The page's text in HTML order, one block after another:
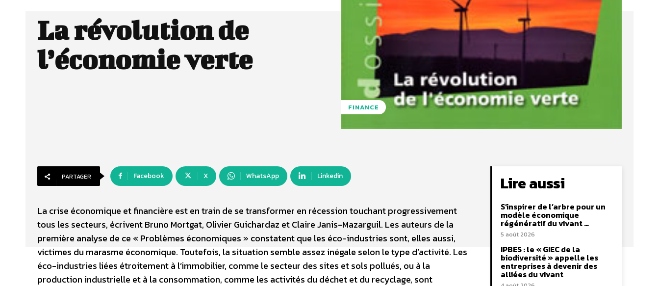
La révolution de
l’économie verte
FINANCE
PARTAGER Facebook X WhatsApp Linkedin
La crise économique et financière est en train de se transformer en récession touchant progressivement
tous les secteurs, écrivent Bruno Mortgat, Olivier Guichardaz et Claire Janis-Mazarguil. Les auteurs de la
première analyse de ce « Problèmes économiques » constatent que les éco-industries sont, elles aussi,
victimes du marasme économique. Toutefois, la situation semble assez inégale selon le type d’activité. Les
éco-industries liées étroitement à l’immobilier, comme le secteur des sites et sols pollués, ou à la
production industrielle et à la consommation, comme les activités du déchet et du recyclage, sont
Lire aussi
S’inspirer de l’arbre pour un
modèle économique
régénératif du vivant …
5 août 2026
IPBES : le « GIEC de la
biodiversité » appelle les
entreprises à devenir des
alliées du vivant